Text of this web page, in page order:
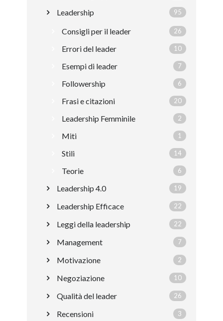
Leadership 95
Consigli per il leader 26
Errori del leader 10
Esempi di leader 7
Followership 6
Frasi e citazioni 20
Leadership Femminile 2
Miti 1
Stili 14
Teorie 6
Leadership 4.0 19
Leadership Efficace 22
Leggi della leadership 22
Management 7
Motivazione 2
Negoziazione 10
Qualità del leader 26
Recensioni 3